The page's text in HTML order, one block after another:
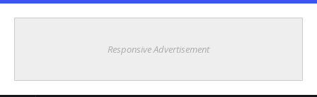
Responsive Advertisement